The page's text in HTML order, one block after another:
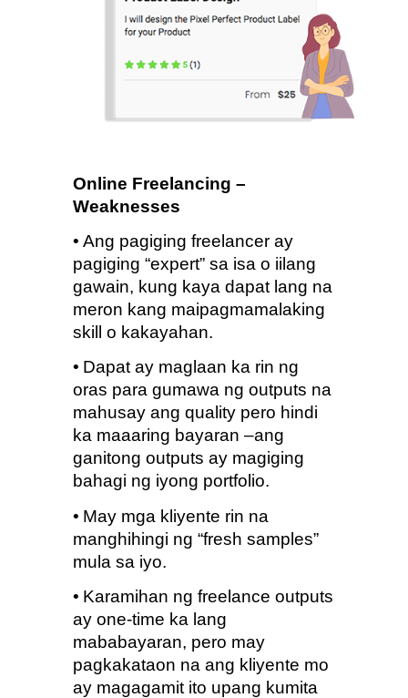
Online Freelancing –
Weaknesses
• Ang pagiging freelancer ay
pagiging “expert” sa isa o iilang
gawain, kung kaya dapat lang na
meron kang maipagmamalaking
skill o kakayahan.
• Dapat ay maglaan ka rin ng
oras para gumawa ng outputs na
mahusay ang quality pero hindi
ka maaaring bayaran –ang
ganitong outputs ay magiging
bahagi ng iyong portfolio.
• May mga kliyente rin na
manghihingi ng “fresh samples”
mula sa iyo.
• Karamihan ng freelance outputs
ay one-time ka lang
mababayaran, pero may
pagkakataon na ang kliyente mo
ay magagamit ito upang kumita